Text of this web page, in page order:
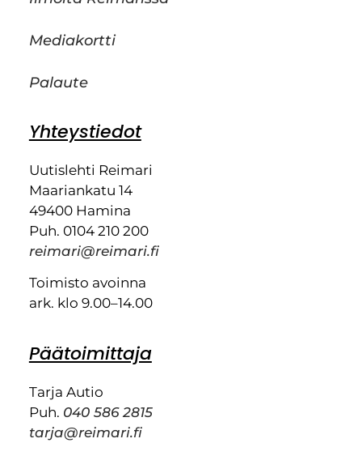
Mediakortti
Palaute
Yhteystiedot
Uutislehti Reimari
Maariankatu 14
49400 Hamina
Puh. 0104 210 200
reimari@reimari.fi
Toimisto avoinna
ark. klo 9.00–14.00
Päätoimittaja
Tarja Autio
Puh. 040 586 2815
tarja@reimari.fi